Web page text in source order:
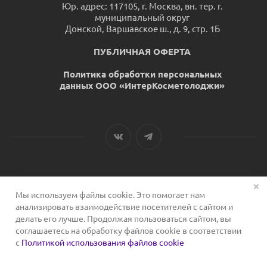
Юр. адрес: 117105, г. Москва, вн. тер. г.
муниципальный округ
Донской, Варшавское ш., д. 9, стр. 1Б
ПУБЛИЧНАЯ ОФЕРТА
Политика обработки персональных
данных ООО «ИнтерКосметолоджи»
2026 © Сервис для косметологов
Мы используем файлы cookie. Это помогает нам
анализировать взаимодействие посетителей с сайтом и
делать его лучше. Продолжая пользоваться сайтом, вы
соглашаетесь на обработку файлов cookie в соответствии
с Политикой использования файлов cookie